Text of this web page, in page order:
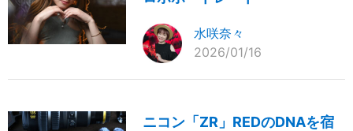
水咲奈々
2026/01/16
ニコン「ZR」REDのDNAを宿